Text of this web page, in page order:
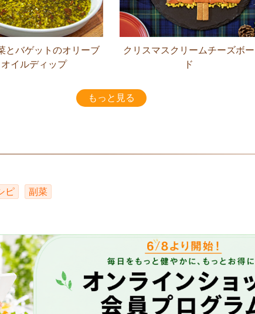
とバゲットのオリーブ
オイルディップ
クリスマスクリームチーズボー
ド
もっと見る
ピ 副菜